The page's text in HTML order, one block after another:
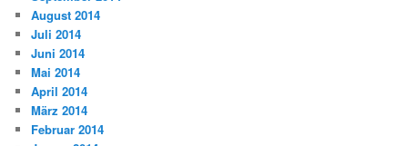
August 2014
Juli 2014
Juni 2014
Mai 2014
April 2014
März 2014
Februar 2014